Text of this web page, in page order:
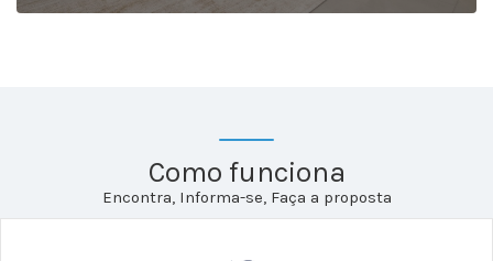
Como funciona
Encontra, Informa-se, Faça a proposta